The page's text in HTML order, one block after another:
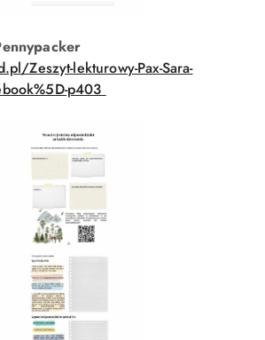
Zeszyt-lekturowy-Pax-Sara-
p403